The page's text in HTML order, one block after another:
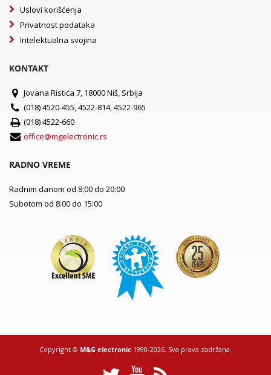
Uslovi korišćenja
Privatnost podataka
Intelektualna svojina
KONTAKT
Jovana Ristića 7, 18000 Niš, Srbija
(018) 4520-455, 4522-814, 4522-965
(018) 4522-660
office@mgelectronic.rs
RADNO VREME
Radnim danom od 8:00 do 20:00
Subotom od 8:00 do 15:00
Copyright © M&G electronic 1990-2026. Sva prava zadržana.